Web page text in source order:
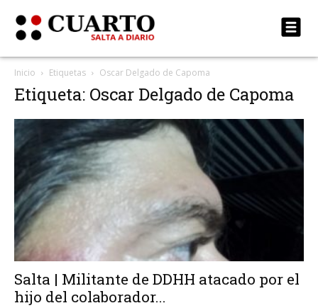
Inicio Etiquetas Oscar Delgado de Capoma
Etiqueta: Oscar Delgado de Capoma
Salta | Militante de DDHH atacado por el
hijo del colaborador...